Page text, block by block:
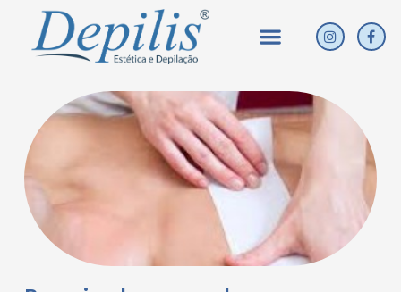
MenuI
n
s
g
F
a
c